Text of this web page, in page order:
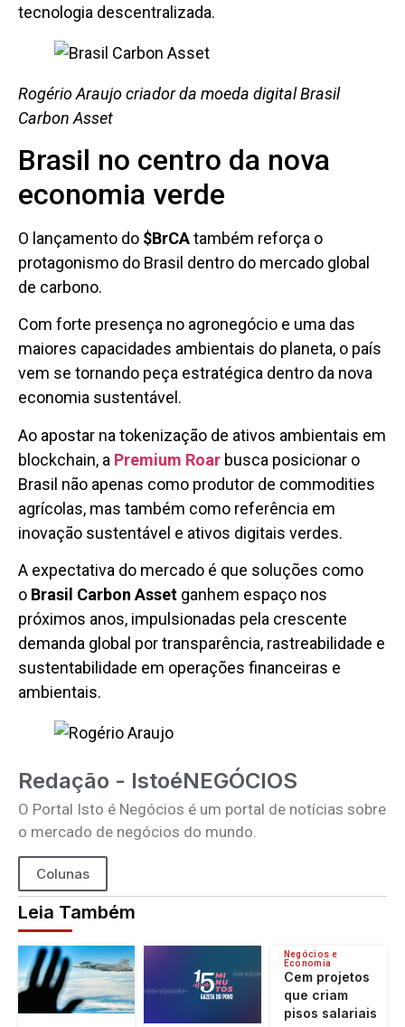
tecnologia descentralizada.
Rogério Araujo criador da moeda digital Brasil
Carbon Asset
Brasil no centro da nova
economia verde
O lançamento do $BrCAtambém reforça o
protagonismo do Brasil dentro do mercado global
de carbono.
Com forte presença no agronegócio e uma das
maiores capacidades ambientais do planeta, o país
vem se tornando peça estratégica dentro da nova
economia sustentável.
Ao apostar na tokenização de ativos ambientais em
blockchain, a Premium Roar busca posicionar o
Brasil não apenas como produtor de commodities
agrícolas, mas também como referência em
inovação sustentável e ativos digitais verdes.
A expectativa do mercado é que soluções como
o Brasil Carbon Asset ganhem espaço nos
próximos anos, impulsionadas pela crescente
demanda global por transparência, rastreabilidade e
sustentabilidade em operações financeiras e
ambientais.
Redação - IstoéNEGÓCIOS
O Portal Isto é Negócios é um portal de notícias sobre
o mercado de negócios do mundo.
Colunas
Leia Também
Negócios e
Economia
Cem projetos
que criam
pisos salariais